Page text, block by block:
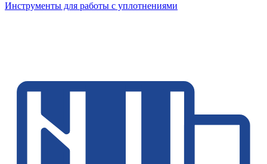
Инструменты для работы с уплотнениями